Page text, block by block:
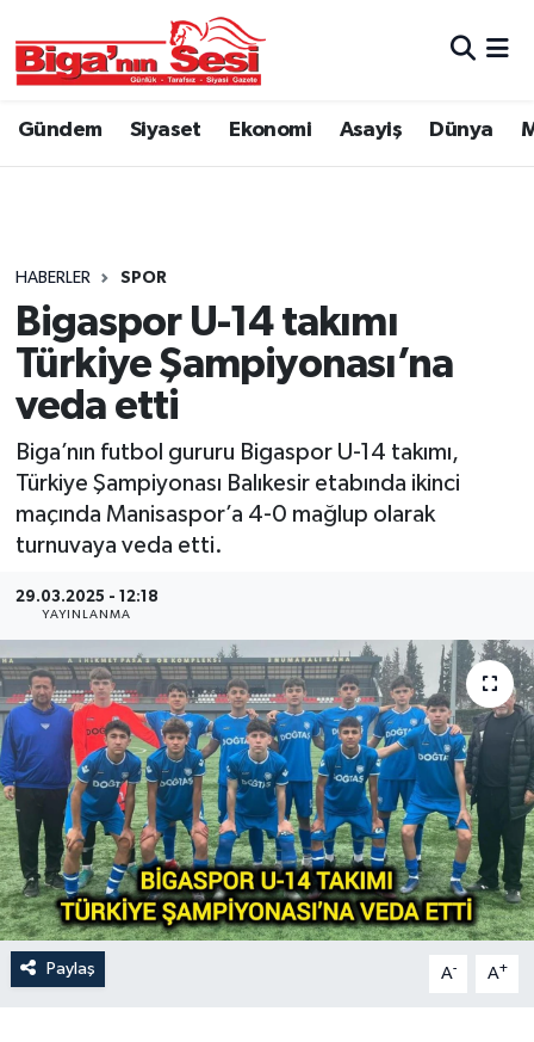
Gündem Siyaset Ekonomi Asayiş Dünya
HABERLER SPOR
Bigaspor U-14 takımı
Türkiye Şampiyonası’na
veda etti
Biga’nın futbol gururu Bigaspor U-14 takımı,
Türkiye Şampiyonası Balıkesir etabında ikinci
maçında Manisaspor’a 4-0 mağlup olarak
turnuvaya veda etti.
29.03.2025 - 12:18
YAYINLANMA
Paylaş A- A+
Asayiş
Belediye
Dünya
Eğitim
Ekonomi
Genel
Hava Durumu
İlan
Kültür Sanat
Magazin
Otomobil
Politika
Çanakkale Hava Durumu
Tüm Manşetler
Son Dakika Haberleri
Haber Arşivi